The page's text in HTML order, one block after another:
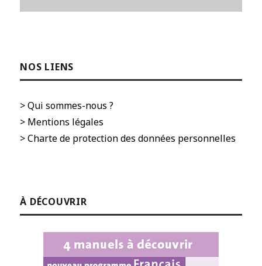
NOS LIENS
> Qui sommes-nous ?
> Mentions légales
> Charte de protection des données personnelles
À DÉCOUVRIR